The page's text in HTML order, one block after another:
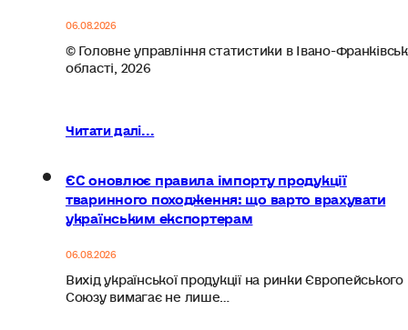
06.08.2026
© Головне управління статистики в Івано-
області, 2026
Читати далі...
ЄС оновлює правила імпорту продукції
тваринного походження: що варто врахувати
українським експортерам
06.08.2026
Вихід української продукції на ринки Європейського
Союзу вимагає не лише…